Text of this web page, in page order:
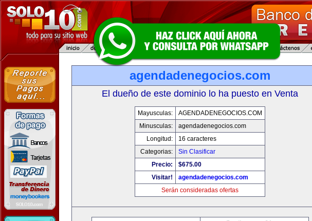
agendadenegocios.com
El dueño de este dominio lo ha puesto en Venta
Mayusculas:
AGENDADENEGOCIOS.COM
Minusculas:
agendadenegocios.com
Longitud:
16 caracteres
Categorias:
Sin Clasificar
Precio:
$675.00
Visitar!
agendadenegocios.com
Serán consideradas ofertas